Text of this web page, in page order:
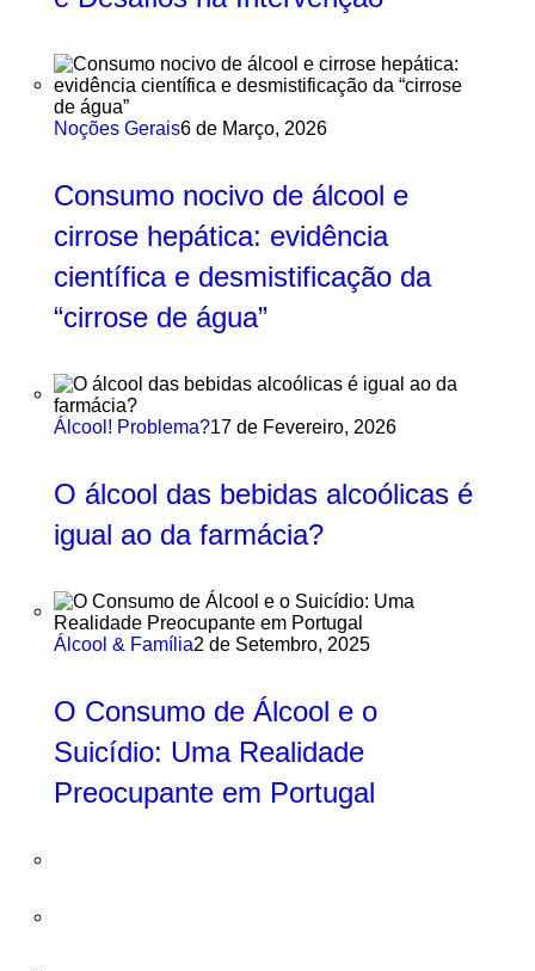
Noções Gerais6 de Março, 2026
Consumo nocivo de álcool e
cirrose hepática: evidência
científica e desmistificação da
“cirrose de água”
Álcool! Problema?17 de Fevereiro, 2026
O álcool das bebidas alcoólicas é
igual ao da farmácia?
Álcool & Família2 de Setembro, 2025
O Consumo de Álcool e o
Suicídio: Uma Realidade
Preocupante em Portugal